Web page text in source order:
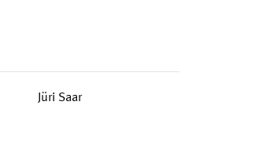
Jüri Saar